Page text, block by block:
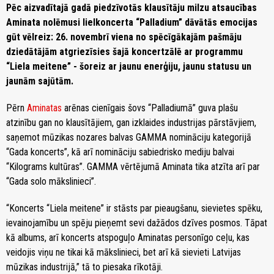
Pēc aizvadītajā gadā piedzīvotās klausītāju milzu atsaucības
Aminata nolēmusi lielkoncerta “Palladium” dāvātās emocijas
gūt vēlreiz: 26. novembrī viena no spēcīgākajām pašmāju
dziedātājām atgriezīsies šajā koncertzālē ar programmu
“Liela meitene” - šoreiz ar jaunu enerģiju, jaunu statusu un
jaunām sajūtām.
Pērn Aminatas arēnas cienīgais šovs “Palladiumā” guva plašu
atzinību gan no klausītājiem, gan izklaides industrijas pārstāvjiem,
saņemot mūzikas nozares balvas GAMMA nomināciju kategorijā
“Gada koncerts”, kā arī nomināciju sabiedrisko mediju balvai
“Kilograms kultūras”. GAMMA vērtējumā Aminata tika atzīta arī par
“Gada solo mākslinieci”.
“Koncerts “Liela meitene” ir stāsts par pieaugšanu, sievietes spēku,
ievainojamību un spēju pieņemt sevi dažādos dzīves posmos. Tāpat
kā albums, arī koncerts atspoguļo Aminatas personīgo ceļu, kas
veidojis viņu ne tikai kā mākslinieci, bet arī kā sievieti Latvijas
mūzikas industrijā,” tā to piesaka rīkotāji.